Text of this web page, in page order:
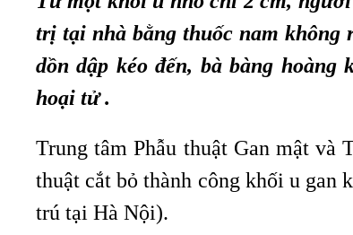
trị tại nhà bằng thuốc nam
dồn dập kéo đến, bà bàng
hoại tử .
Trung tâm Phẫu thuật Gan mật và
thuật cắt bỏ thành công khối u gan
trú tại Hà Nội).